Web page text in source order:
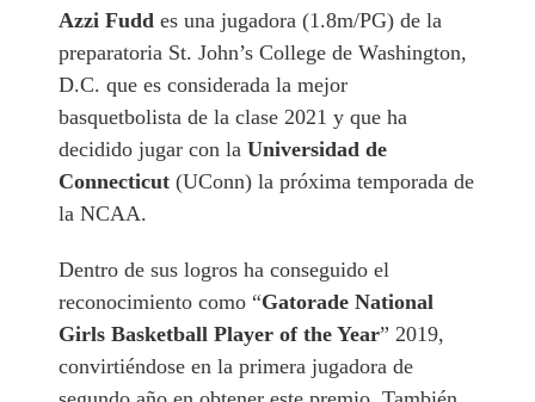
Azzi Fudd es una jugadora (1.8m/PG) de la
preparatoria St. John’s College de Washington,
D.C. que es considerada la mejor
basquetbolista de la clase 2021 y que ha
decidido jugar con laUniversidad de
Connecticut (UConn) la próxima temporada de
la NCAA.
Dentro de sus logros ha conseguido el
reconocimiento como “Gatorade National
Girls Basketball Player of the Year” 2019,
convirtiéndose en la primera jugadora de